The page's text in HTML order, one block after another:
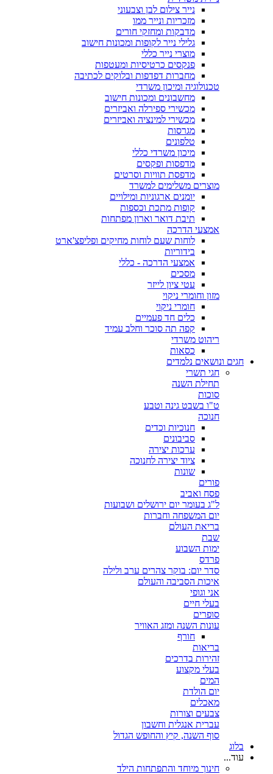
נייר צילום לבן וצבעוני
מזכריות ונייר ממו
מדבקות ומחזקי חורים
גלילי נייר לקופות ומכונות חישוב
מוצרי נייר כללי
פנקסים כרטיסיות ומעטפות
מחברות דפדפות ובלוקים לכתיבה
טכנולוגיה ומיכון משרדי
מחשבונים ומכונות חישוב
מכשירי ספירלה ואביזרים
מכשירי למינציה ואביזרים
מגרסות
טלפונים
מיכון משרדי כללי
מדפסות ופקסים
מדפסת תוויות וסרטים
מוצרים משלימים למשרד
יומנים ארגוניות ומילויים
קופות מתכת וכספות
תיבת דואר וארון מפתחות
אמצעי הדרכה
לוחות שעם לוחות מחיקים ופליפצ'ארט
בידוריות
אמצעי הדרכה - כללי
מסכים
עטי ציון לייזר
מזון וחומרי ניקוי
חומרי ניקוי
כלים חד פעמיים
קפה תה סוכר וחלב עמיד
ריהוט משרדי
כסאות
חגים ונושאים נלמדים
חגי תשרי
תחילת השנה
סוכות
ט"ו בשבט גינה וטבע
חנוכה
חנוכיות וכדים
סביבונים
ערכות יצירה
ציוד יצירה לחנוכה
שונות
פורים
פסח ואביב
ל"ג בעומר יום ירושלים ושבועות
יום המשפחה וחברות
בריאת העולם
שבת
ימות השבוע
פרדס
סדר יום: בוקר צהרים ערב ולילה
איכות הסביבה והעולם
אני וגופי
בעלי חיים
סופרים
עונות השנה ומזג האוויר
חורף
בריאות
זהירות בדרכים
בעלי מקצוע
המים
יום הולדת
מאכלים
צבעים וצורות
עברית אנגלית וחשבון
סוף השנה, קיץ והחופש הגדול
בלוג
עוד...
חינוך מיוחד והתפתחות הילד